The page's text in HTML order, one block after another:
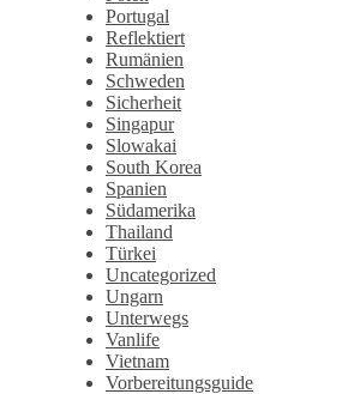
Portugal
Reflektiert
Rumänien
Schweden
Sicherheit
Singapur
Slowakai
South Korea
Spanien
Südamerika
Thailand
Türkei
Uncategorized
Ungarn
Unterwegs
Vanlife
Vietnam
Vorbereitungsguide